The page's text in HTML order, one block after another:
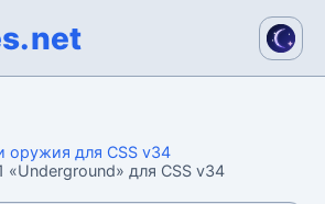
оружия для CSS v34
«Underground» для CSS v34